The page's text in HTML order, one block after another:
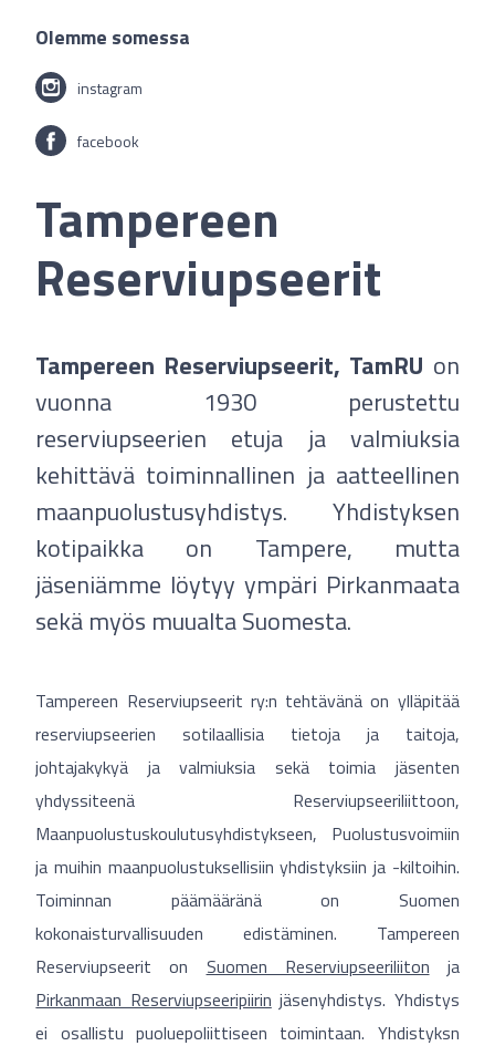
Olemme somessa
instagram
facebook
Tampereen
Reserviupseerit
Tampereen Reserviupseerit, TamRU on
vuonna 1930 perustettu
reserviupseerien etuja ja valmiuksia
kehittävä toiminnallinen ja aatteellinen
maanpuolustusyhdistys. Yhdistyksen
kotipaikka on Tampere, mutta
jäseniämme löytyy ympäri Pirkanmaata
sekä myös muualta Suomesta.
Tampereen Reserviupseerit ry:n tehtävänä on ylläpitää
reserviupseerien sotilaallisia tietoja ja taitoja,
johtajakykyä ja valmiuksia sekä toimia jäsenten
yhdyssiteenä Reserviupseeriliittoon,
Maanpuolustuskoulutusyhdistykseen, Puolustusvoimiin
ja muihin maanpuolustuksellisiin yhdistyksiin ja -kiltoihin.
Toiminnan päämääränä on Suomen
kokonaisturvallisuuden edistäminen. Tampereen
Reserviupseerit on Suomen Reserviupseeriliiton ja
Pirkanmaan Reserviupseeripiirin jäsenyhdistys. Yhdistys
ei osallistu puoluepoliittiseen toimintaan. Yhdistyksn